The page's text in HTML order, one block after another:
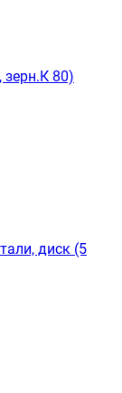
80)
диск (5